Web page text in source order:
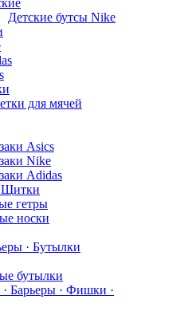
Детские бутсы Nike
для мячей
Asics
Nike
Adidas
Щитки
гетры
носки
· Бутылки
бутылки
Барьеры · Фишки ·